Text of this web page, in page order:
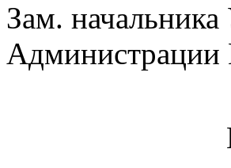
Зам. начальника